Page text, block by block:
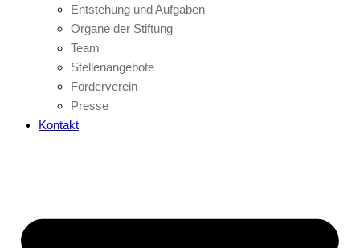
Entstehung und Aufgaben
Organe der Stiftung
Team
Stellenangebote
Förderverein
Presse
Kontakt